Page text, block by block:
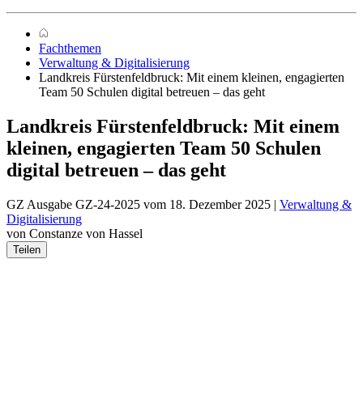
Fachthemen
Verwaltung & Digitalisierung
Landkreis Fürstenfeldbruck: Mit einem kleinen, engagierten
Team 50 Schulen digital betreuen – das geht
Landkreis Fürstenfeldbruck: Mit einem
kleinen, engagierten Team 50 Schulen
digital betreuen – das geht
GZ Ausgabe GZ-24-2025 vom 18. Dezember 2025 | Verwaltung &
Digitalisierung
von Constanze von Hassel
Teilen